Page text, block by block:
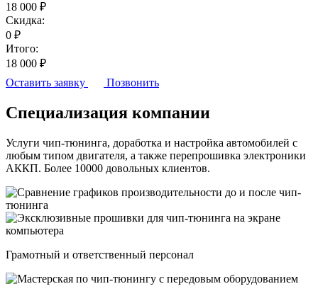
18 000 ₽
Скидка:
0 ₽
Итого:
18 000 ₽
Оставить заявку
Позвонить
Специализация компании
Услуги чип-тюнинга, доработка и настройка автомобилей с
любым типом двигателя, а также перепрошивка электроники
АККП. Более 10000 довольных клиентов.
Грамотный и ответственный персонал